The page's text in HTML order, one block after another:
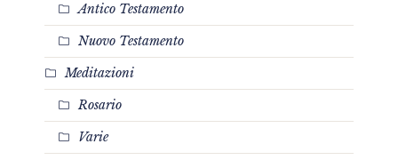
Antico Testamento
Nuovo Testamento
Meditazioni
Rosario
Varie